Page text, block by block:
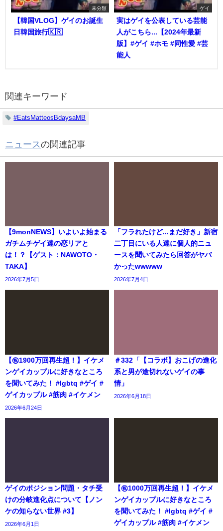
未分類
【韓国VLOG】ゲイのお誕生
日韓国旅行🇰🇷
ゲイ
実はゲイを公表している芸能
人がこちら...【2024年最新
版】#ゲイ #ホモ #同性愛 #芸
能人
関連キーワード
#EatsMatteosBdaysaMB
ニュースの関連記事
【9monNEWS】いよいよ始まる
ガチムチゲイ達の恋リアと
は！？【ゲスト：NAWOTO・
TAKA】
2026年7月5日
「フラれたけど...まだ好き」新宿
二丁目にいる人達に個人的ニュ
ースを聞いてみたら回答がヤバ
かったwwwww
2026年7月4日
【㊗️1900万回再生超！】イケメ
ンゲイカップルに好きなところ
を聞いてみた！ #lgbtq #ゲイ #
ゲイカップル #筋肉 #イケメン
2026年6月24日
＃332「【コラボ】おこげの進化
系と男が途切れないゲイの事
情」
2026年6月18日
ゲイのポジション問題・タチ受
けの分岐進化点について【ノン
ケの知らない世界 #3】
2026年6月1日
【㊗️1000万回再生超！】イケメ
ンゲイカップルに好きなところ
を聞いてみた！ #lgbtq #ゲイ #
ゲイカップル #筋肉 #イケメン